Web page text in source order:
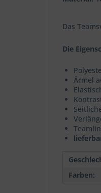
Das
Die
Ärmel
Farben: